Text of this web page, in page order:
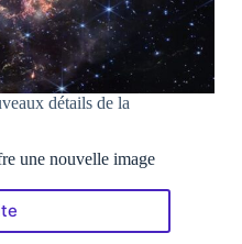
détails de la
une nouvelle image